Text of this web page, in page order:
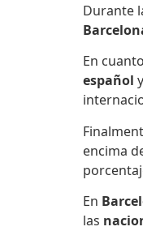
Durante
En
español y
encima
En
las